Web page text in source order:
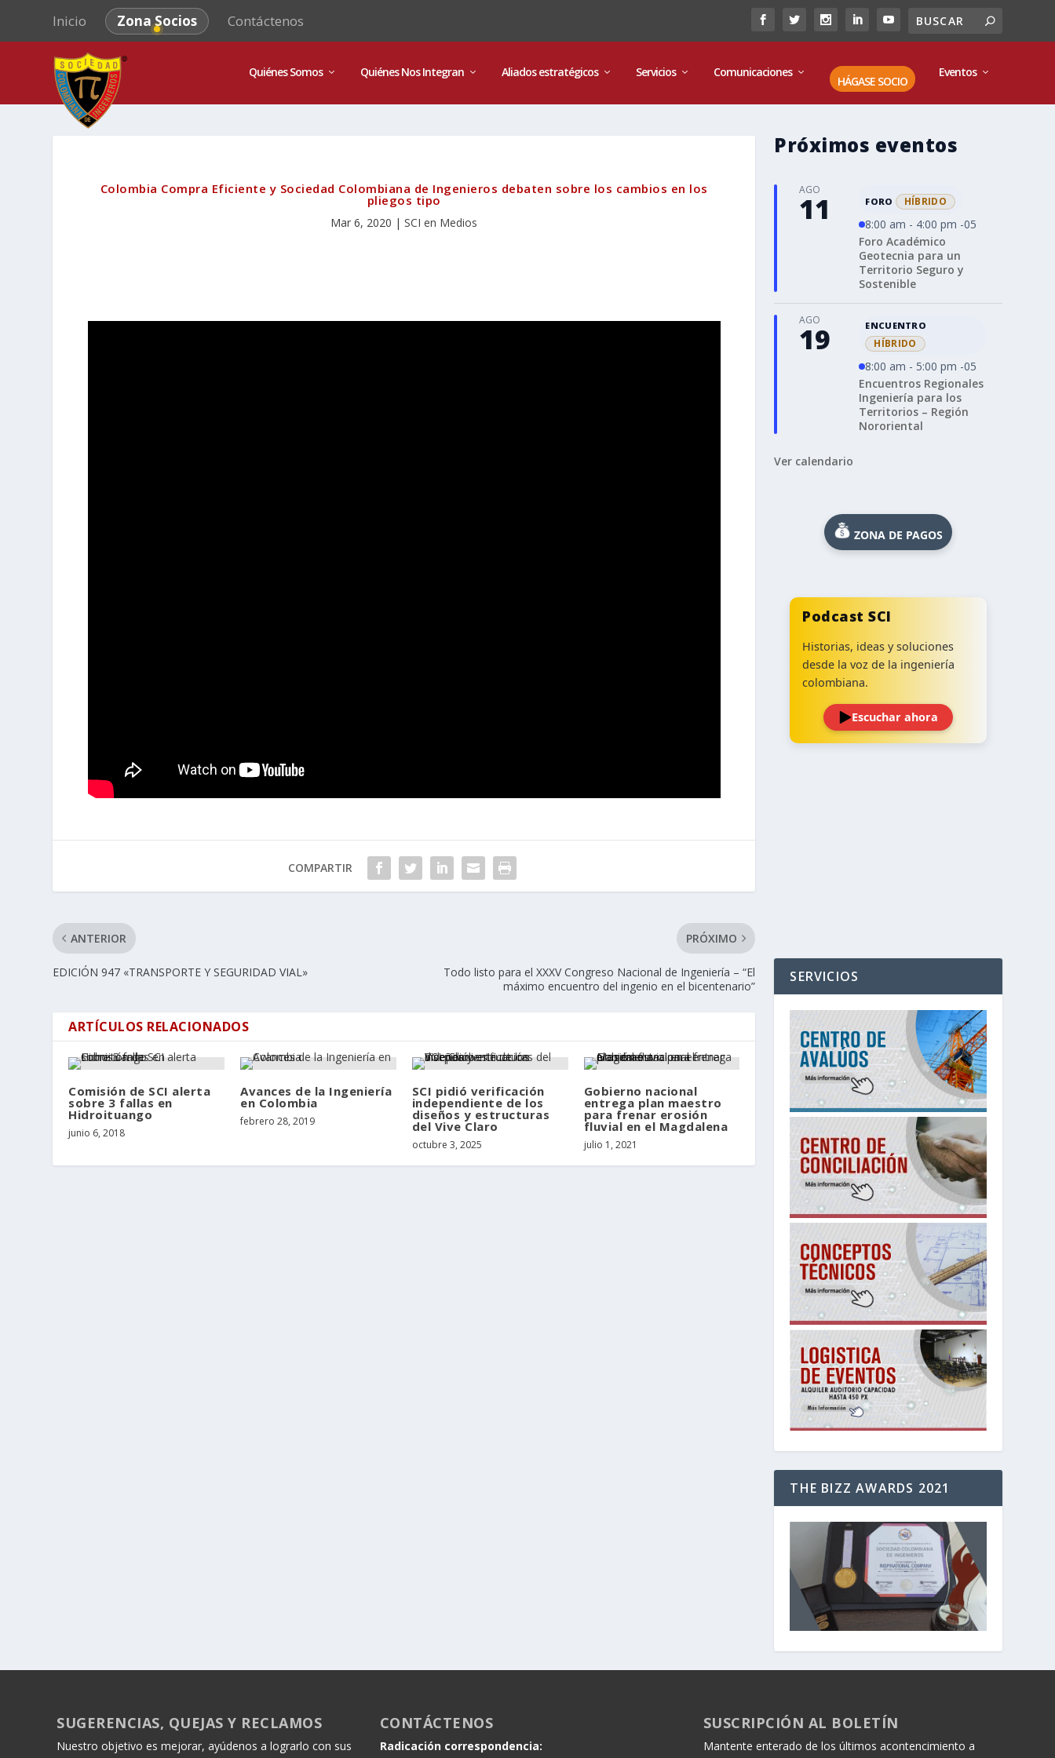
Inicio Zona Socios Contáctenos
Quiénes Somos Quiénes Nos Integran Aliados estratégicos Servicios Comunicaciones
HÁGASE SOCIO
Eventos
Colombia Compra Eficiente y Sociedad Colombiana de Ingenieros debaten sobre los cambios en los
pliegos tipo
Mar 6, 2020 |SCI en Medios
COMPARTIR
ANTERIOR
EDICIÓN 947 «TRANSPORTE Y SEGURIDAD VIAL»
PRÓXIMO
Todo listo para el XXXV Congreso Nacional de Ingeniería – “El
máximo encuentro del ingenio en el bicentenario”
ARTÍCULOS RELACIONADOS
Comisión de SCI alerta
sobre 3 fallas en
Hidroituango
junio 6, 2018
Avances de la Ingeniería
en Colombia
febrero 28, 2019
SCI pidió verificación
independiente de los
diseños y estructuras
del Vive Claro
octubre 3, 2025
Gobierno nacional
entrega plan maestro
para frenar erosión
fluvial en el Magdalena
julio 1, 2021
Próximos eventos
AGO
11 FORO HÍBRIDO
8:00 am - 4:00 pm -05
Foro Académico
Geotecnia para un
Territorio Seguro y
Sostenible
AGO
19 ENCUENTRO
HÍBRIDO
8:00 am - 5:00 pm -05
Encuentros Regionales
Ingeniería para los
Territorios – Región
Nororiental
Ver calendario
ZONA DE PAGOS
Podcast SCI
Historias, ideas y soluciones
desde la voz de la ingeniería
colombiana.
Escuchar ahora
SERVICIOS
THE BIZZ AWARDS 2021
SUGERENCIAS, QUEJAS Y RECLAMOS
Nuestro objetivo es mejorar, ayúdenos a lograrlo con sus
CONTÁCTENOS
Radicación correspondencia:
SUSCRIPCIÓN AL BOLETÍN
Mantente enterado de los últimos acontencimiento a